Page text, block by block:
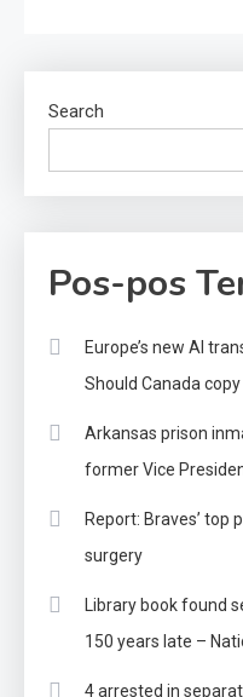
Search
Pos-pos
Europe’s new AI
Should Canada
Arkansas prison
former Vice
Report: Braves’ top
surgery
Library book found
150 years late –
4 arrested in